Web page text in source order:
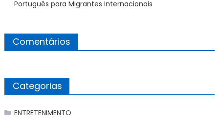
Português para Migrantes Internacionais
Comentários
Categorias
ENTRETENIMENTO